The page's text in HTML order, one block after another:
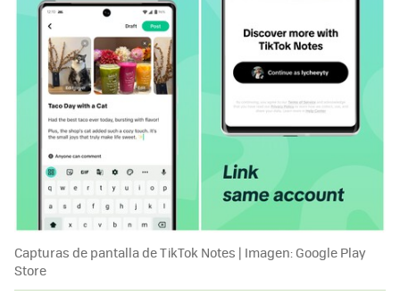
Capturas de pantalla de TikTok Notes | Imagen: Google Play
Store